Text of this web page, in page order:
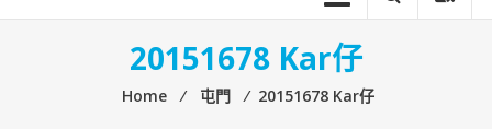
20151678 Kar仔
Home ⁄ 屯門 ⁄ 20151678 Kar仔